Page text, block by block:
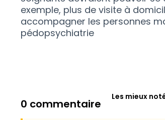
exemple, plus de visite à
accompagner les personnes
pédopsychiatrie
0 commentaire
Les mieux